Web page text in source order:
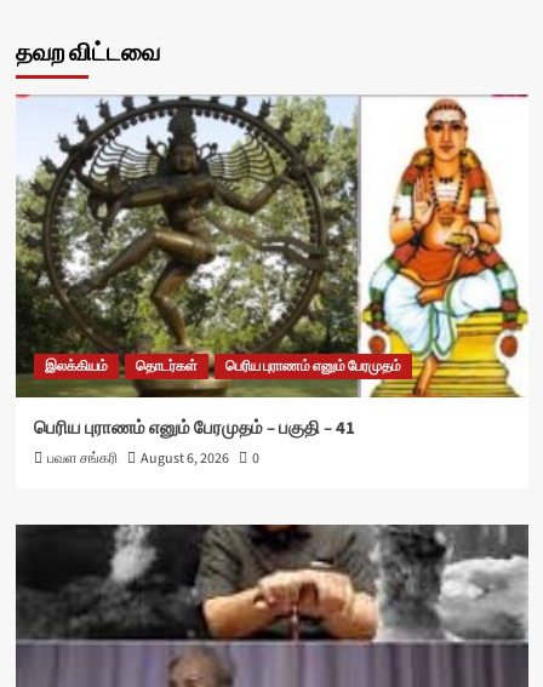
தவற விட்டவை
இலக்கியம் தொடர்கள் பெரிய புராணம் எனும் பேரமுதம்
பெரிய புராணம் எனும் பேரமுதம் – பகுதி – 41
பவள சங்கரி August 6, 2026 0